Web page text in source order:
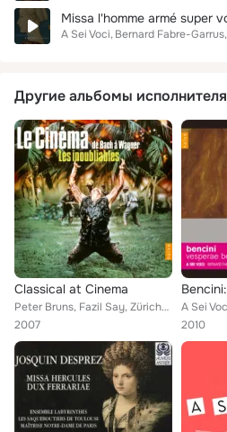
A Sei Voci Bernard Fabre-Garrus
Другие альбомы исполнителя
Classical at Cinema
Peter Bruns, Fazil Say, Züricher KammerOrchester, Howard Griffiths, Jeno Jando, Antoni Wit, Polish National Radio Symphony, A Se...
2007
2010